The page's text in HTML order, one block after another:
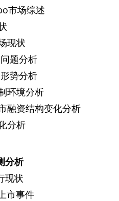
市场综述
现状
题分析
势分析
环境分析
市融资结构变化分析
分析
分析
现状
市事件